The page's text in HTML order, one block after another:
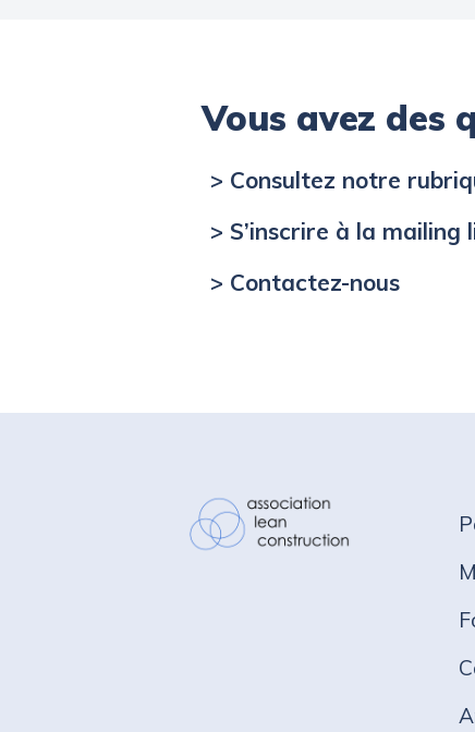
Vous avez des
> Consultez notre
> S’inscrire à la mailing
> Contactez-nous